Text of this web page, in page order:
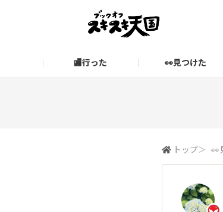
🏬行った 👀見つけた
トップ＞ 👀